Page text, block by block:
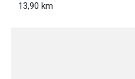
13,90 km